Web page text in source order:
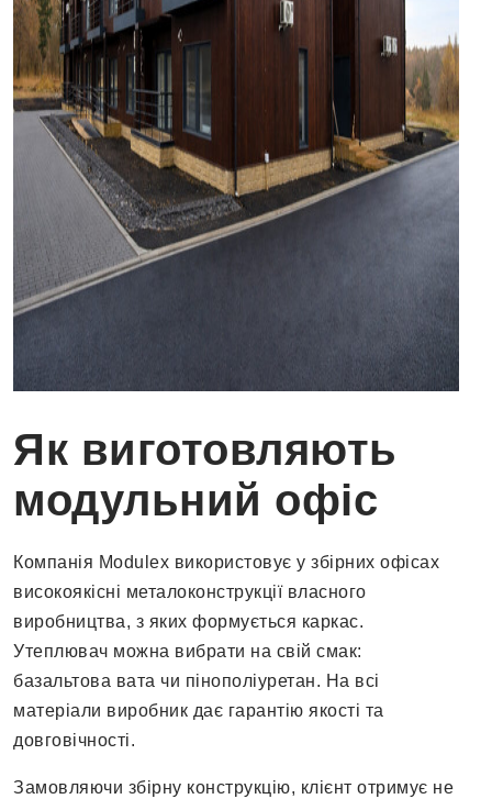
Як виготовляють
модульний офіс
Компанія Modulex використовує у збірних офісах
високоякісні металоконструкції власного
виробництва, з яких формується каркас.
Утеплювач можна вибрати на свій смак:
базальтова вата чи пінополіуретан. На всі
матеріали виробник дає гарантію якості та
довговічності.
Замовляючи збірну конструкцію, клієнт отримує не